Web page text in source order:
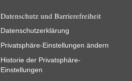
Datenschutz und Barrierefreiheit
Datenschutzerklärung
Privatsphäre-Einstellungen ändern
Historie der Privatsphäre-
Einstellungen